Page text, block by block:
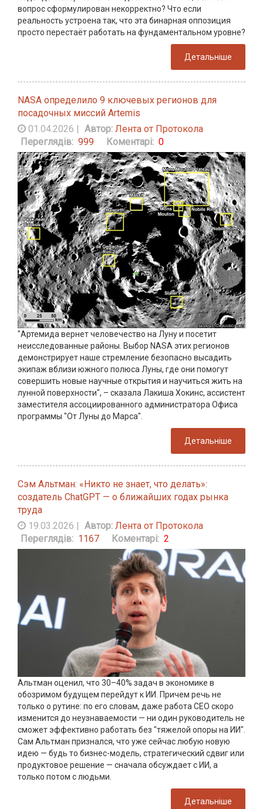
вопрос сформулирован некорректно? Что если
реальность устроена так, что эта бинарная оппозиция
просто перестаёт работать на фундаментальном уровне?
Детальніше
NASA определило 9 ключевых регионов для
посадочных миссий Artemis
01.04.2026 | Автор: Лента от Протокола
Переглядів: 999 Коментарі: 0
"Артемида вернет человечество на Луну и посетит
неисследованные районы. Выбор NASA этих регионов
демонстрирует наше стремление безопасно высадить
экипаж вблизи южного полюса Луны, где они помогут
совершить новые научные открытия и научиться жить на
лунной поверхности", – сказала Лакиша Хокинс, ассистент
заместителя ассоциированного администратора Офиса
программы "От Луны до Марса".
Детальніше
Сэм Альтман: «Никто не знает, что делать»:
создатель ChatGPT — о ближайших годах рынка
труда
19.03.2026 | Автор: Лента от Протокола
Переглядів: 1167 Коментарі: 2
Альтман оценил, что 30–40% задач в экономике в
обозримом будущем перейдут к ИИ. Причем речь не
только о рутине: по его словам, даже работа CEO скоро
изменится до неузнаваемости — ни один руководитель не
сможет эффективно работать без "тяжелой опоры на ИИ".
Сам Альтман признался, что уже сейчас любую новую
идею — будь то бизнес-модель, стратегический сдвиг или
продуктовое решение — сначала обсуждает с ИИ, а
только потом с людьми.
Детальніше